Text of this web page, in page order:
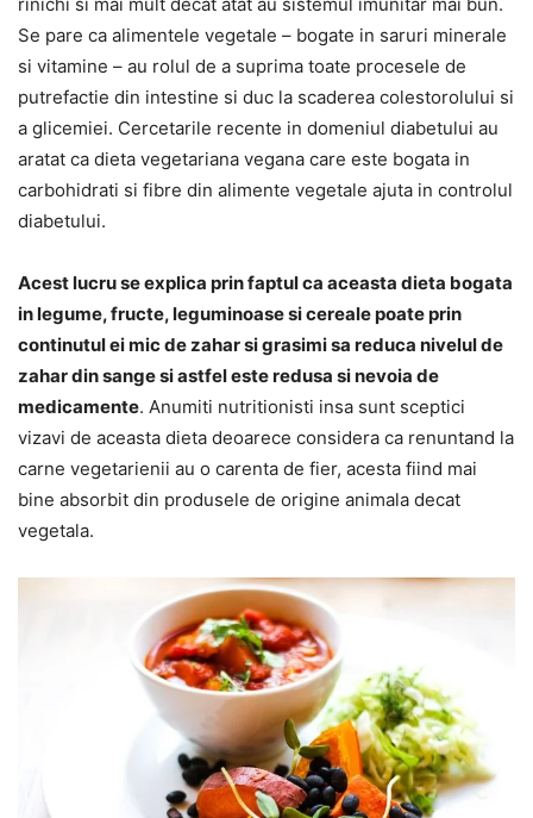
Se pare ca alimentele vegetale – bogate in saruri minerale
si vitamine – au rolul de a suprima toate procesele de
putrefactie din intestine si duc la scaderea colestorolului si
a glicemiei. Cercetarile recente in domeniul diabetului au
aratat ca dieta vegetariana vegana care este bogata in
carbohidrati si fibre din alimente vegetale ajuta in controlul
diabetului.
Acest lucru se explica prin faptul ca aceasta dieta bogata
in legume, fructe, leguminoase si cereale poate prin
continutul ei mic de zahar si grasimi sa reduca nivelul de
zahar din sange si astfel este redusa si nevoia de
medicamente. Anumiti nutritionisti insa sunt sceptici
vizavi de aceasta dieta deoarece considera ca renuntand la
carne vegetarienii au o carenta de fier, acesta fiind mai
bine absorbit din produsele de origine animala decat
vegetala.